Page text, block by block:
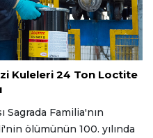
Kuleleri 24 Ton Loctite
Sagrada Familia'nın
ölümünün 100. yılında